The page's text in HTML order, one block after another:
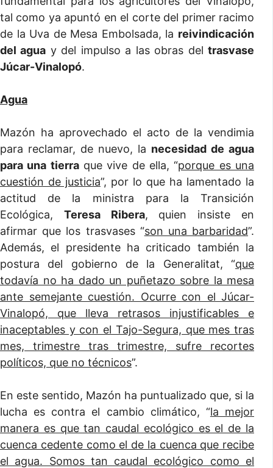
tal como ya apuntó en el corte del primer racimo
de la Uva de Mesa Embolsada, la reivindicación
del agua y del impulso a las obras deltrasvase
Júcar-Vinalopó.
Agua
Mazón ha aprovechado el acto de la vendimia
para reclamar, de nuevo, la necesidad de agua
para una tierraque vive de ella, “porque es una
cuestión de justicia”, por lo que ha lamentado la
actitud de la ministra para la Transición
Ecológica, Teresa Ribera, quien insiste en
afirmar que los trasvases “son una barbaridad”.
Además, el presidente ha criticado también la
postura del gobierno de la Generalitat, “que
todavía no ha dado un puñetazo sobre la mesa
ante semejante cuestión. Ocurre con el Júcar-
Vinalopó, que lleva retrasos injustificables e
inaceptables y con el Tajo-Segura, que mes tras
mes, trimestre tras trimestre, sufre recortes
políticos, que no técnicos”.
En este sentido, Mazón ha puntualizado que, si la
lucha es contra el cambio climático, “la mejor
manera es que tan caudal ecológico es el de la
cuenca cedente como el de la cuenca que recibe
el agua. Somos tan caudal ecológico como el